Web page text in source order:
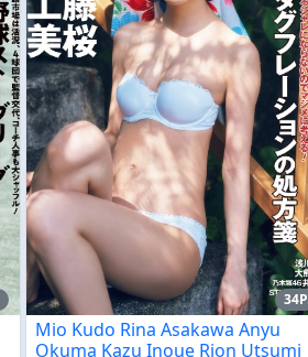
34P
Mio Kudo Rina Asakawa Anyu
Okuma Kazu Inoue Rion Utsumi